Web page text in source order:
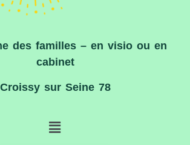
des familles – en visio ou en
cabinet
Croissy sur Seine 78